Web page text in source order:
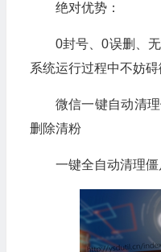
绝对优势：
0封号、0误删、
系统运行过程中不妨
微信一键自动清
删除清粉
一键全自动清理